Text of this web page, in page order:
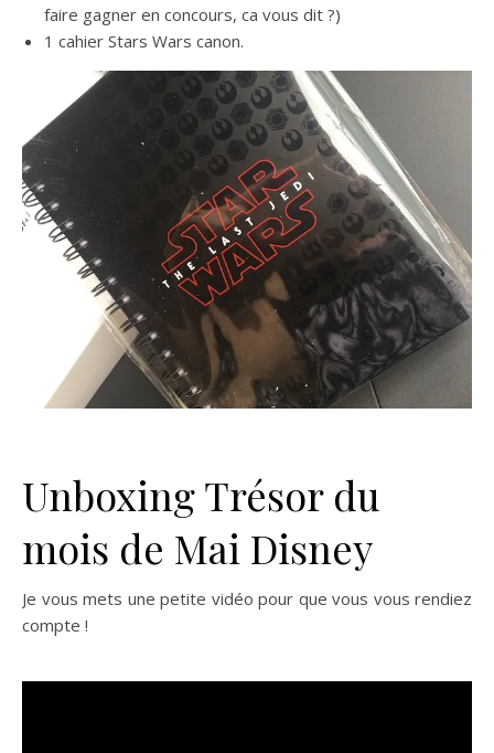
faire gagner en concours, ca vous dit ?)
1 cahier Stars Wars canon.
Unboxing Trésor du
mois de Mai Disney
Je vous mets une petite vidéo pour que vous vous rendiez
compte !